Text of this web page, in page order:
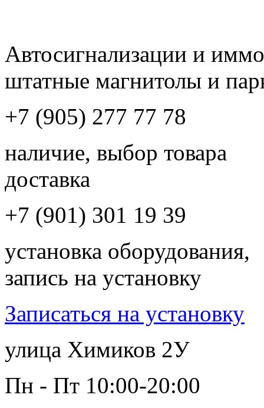
Автосигнализации и
штатные магнитолы и
+7 (905) 277 77 78
наличие, выбор товара
доставка
+7 (901) 301 19 39
установка оборудования,
запись на установку
Записаться на установку
улица Химиков 2У
Пн - Пт 10:00-20:00